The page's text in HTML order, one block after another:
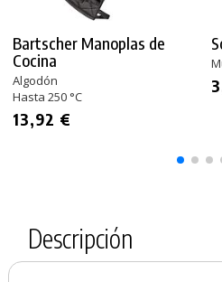
Bartscher Manoplas de
Cocina
Algodón
Hasta 250 °C
13,92 €
Descripción